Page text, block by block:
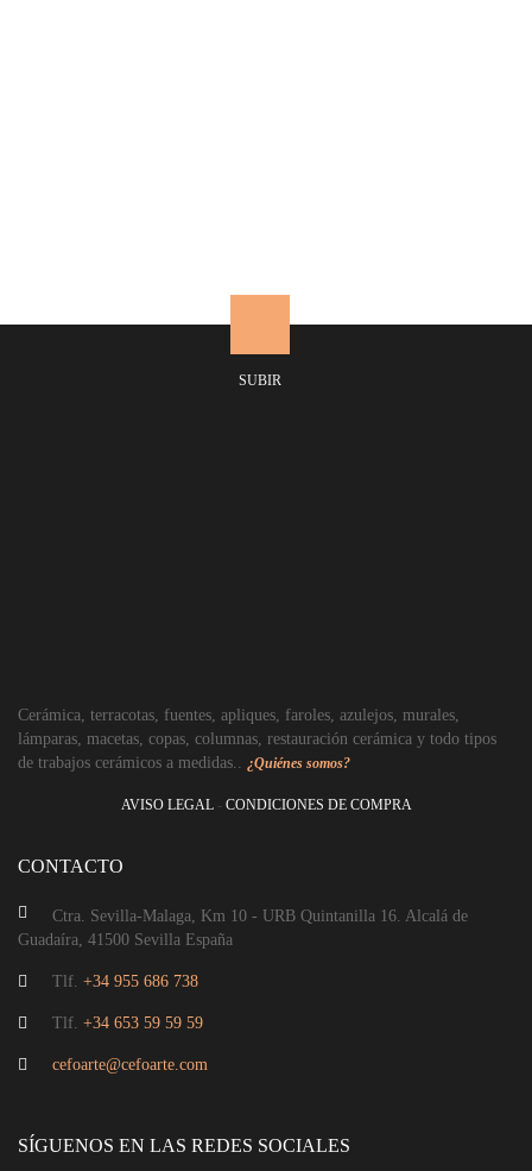
Cerámica, terracotas, fuentes, apliques, faroles, azulejos, murales,
lámparas, macetas, copas, columnas, restauración cerámica y todo tipos
de trabajos cerámicos a medidas.. ¿Quiénes somos?
AVISO LEGAL- CONDICIONES DE COMPRA
CONTACTO
Ctra. Sevilla-Malaga, Km 10 - URB Quintanilla 16. Alcalá de
Guadaíra, 41500 Sevilla España
Tlf. +34 955 686 738
Tlf. +34 653 59 59 59
cefoarte@cefoarte.com
SÍGUENOS EN LAS REDES SOCIALES
SUBIR